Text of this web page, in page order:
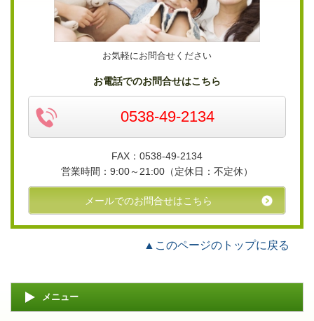
お気軽にお問合せください
お電話でのお問合せはこちら
0538-49-2134
FAX：0538-49-2134
営業時間： 9:00～21:00（定休日： 不定休）
メールでのお問合せはこちら
▲このページのトップに戻る
メニュー